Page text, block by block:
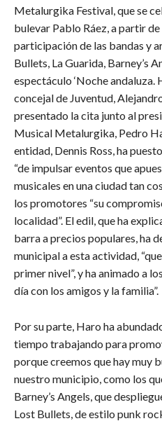
Metalurgika Festival, que se
bulevar Pablo Ráez, a partir
participación de las bandas y
Bullets, La Guarida, Barney’s
espectáculo ‘Noche andaluza.
concejal de Juventud,
presentado la cita junto al
Musical Metalurgika, Pedro
entidad, Dennis Ross, ha
“de impulsar eventos que
musicales en una ciudad tan
los promotores “su
localidad”. El edil, que ha
barra a precios populares, ha
municipal a esta actividad,
primer nivel”, y ha animado a
día con los amigos y la familia”.
Por su parte, Haro ha
tiempo trabajando para
porque creemos que hay muy
nuestro municipio, como los
Barney’s Angels, que
Lost Bullets, de estilo punk